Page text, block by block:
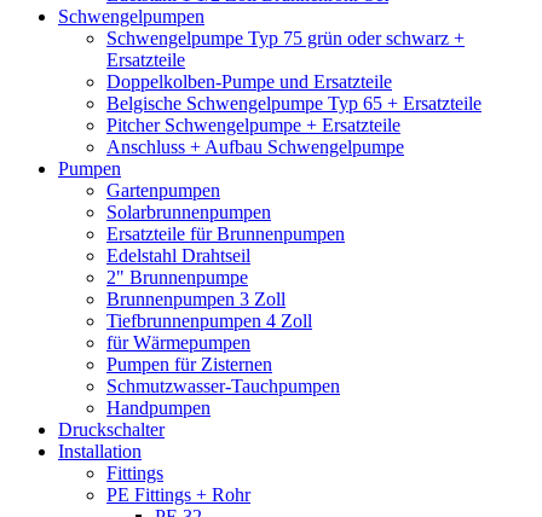
Schwengelpumpen
Schwengelpumpe Typ 75 grün oder schwarz +
Ersatzteile
Doppelkolben-Pumpe und Ersatzteile
Belgische Schwengelpumpe Typ 65 + Ersatzteile
Pitcher Schwengelpumpe + Ersatzteile
Anschluss + Aufbau Schwengelpumpe
Pumpen
Gartenpumpen
Solarbrunnenpumpen
Ersatzteile für Brunnenpumpen
Edelstahl Drahtseil
2" Brunnenpumpe
Brunnenpumpen 3 Zoll
Tiefbrunnenpumpen 4 Zoll
für Wärmepumpen
Pumpen für Zisternen
Schmutzwasser-Tauchpumpen
Handpumpen
Druckschalter
Installation
Fittings
PE Fittings + Rohr